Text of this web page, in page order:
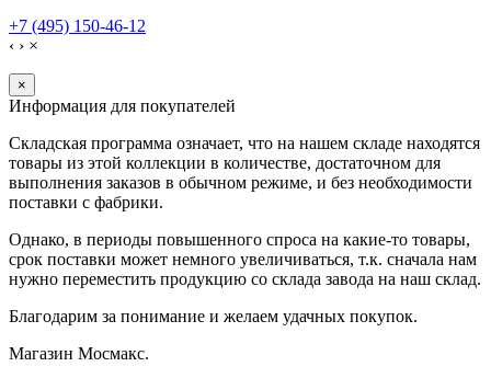
+7 (495) 150-46-12
‹ › ×
×
Информация для покупателей
Складская программа означает, что на нашем складе находятся
товары из этой коллекции в количестве, достаточном для
выполнения заказов в обычном режиме, и без необходимости
поставки с фабрики.
Однако, в периоды повышенного спроса на какие-то товары,
срок поставки может немного увеличиваться, т.к. сначала нам
нужно переместить продукцию со склада завода на наш склад.
Благодарим за понимание и желаем удачных покупок.
Магазин Мосмакс.